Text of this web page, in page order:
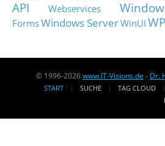
API
Webservices
FormsWindows ServerWinUI
© 1996-2026www.IT-Visions.de - Dr.
START SUCHE TAG CLOUD